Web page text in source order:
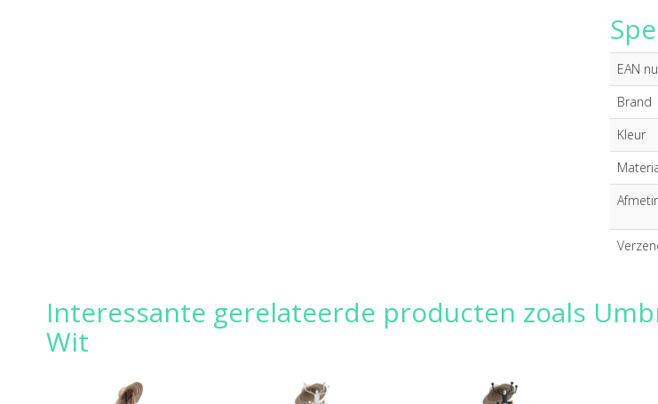
EAN
Brand
Kleur
Interessante gerelateerde producten zoals
Wit